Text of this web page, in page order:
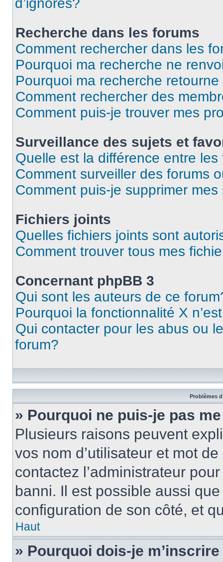
d’ignorés?
Recherche dans les forums
Comment rechercher dans les
Pourquoi ma recherche ne
Pourquoi ma recherche
Comment rechercher des
Comment puis-je trouver mes
Surveillance des sujets et
Quelle est la différence entre
Comment surveiller des forums
Comment puis-je supprimer
Fichiers joints
Quelles fichiers joints sont
Comment trouver tous mes
Concernant phpBB 3
Qui sont les auteurs de ce
Pourquoi la fonctionnalité X
Qui contacter pour les abus ou
forum?
Problèmes
» Pourquoi ne puis-je pas
Plusieurs raisons peuvent
vos nom d’utilisateur et mot
contactez l’administrateur
banni. Il est possible aussi
configuration de son côté, et
Haut
» Pourquoi dois-je